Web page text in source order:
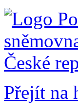
Přejít na